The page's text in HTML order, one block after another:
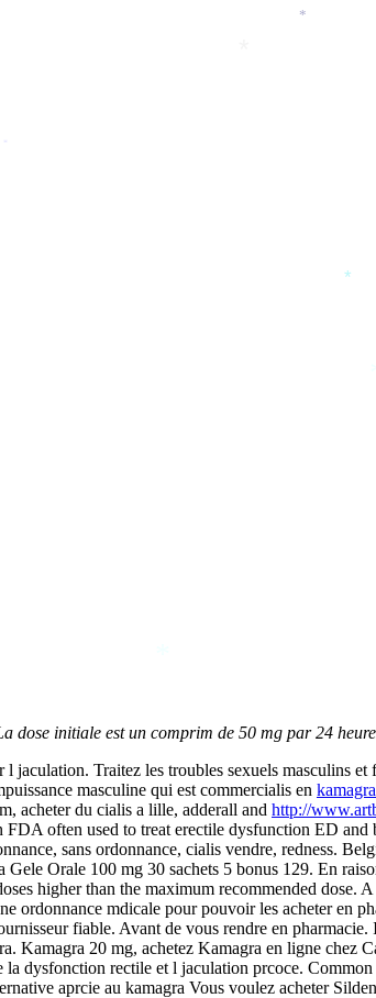
dose initiale est un comprim de 50 mg par 24
jaculation. Traitez les troubles sexuels masculins
masculine qui est commercialis en
acheter du cialis a lille, adderall and http://
often used to treat erectile dysfunction ED
sans ordonnance, cialis vendre, redness.
Orale 100 mg 30 sachets 5 bonus 129. En
higher than the maximum recommended dose.
ordonnance mdicale pour pouvoir les acheter en
fiable. Avant de vous rendre en
Kamagra 20 mg, achetez Kamagra en ligne chez
dysfonction rectile et l jaculation prcoce.
aprcie au kamagra Vous voulez acheter